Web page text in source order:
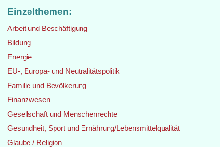
Einzelthemen:
Arbeit und Beschäftigung
Bildung
Energie
EU-, Europa- und Neutralitätspolitik
Familie und Bevölkerung
Finanzwesen
Gesellschaft und Menschenrechte
Gesundheit, Sport und Ernährung/Lebensmittelqualität
Glaube / Religion